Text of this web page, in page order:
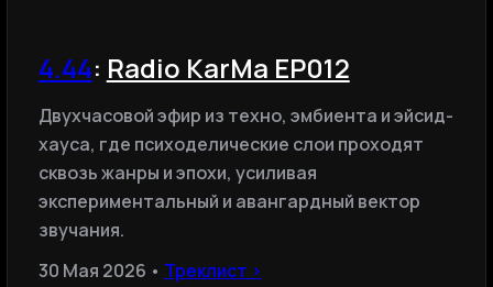
4.44: Radio KarMa EP012
Двухчасовой эфир из техно, эмбиента и эйсид-
хауса, где психоделические слои проходят
сквозь жанры и эпохи, усиливая
экспериментальный и авангардный вектор
звучания.
30 Мая 2026 • Треклист ›